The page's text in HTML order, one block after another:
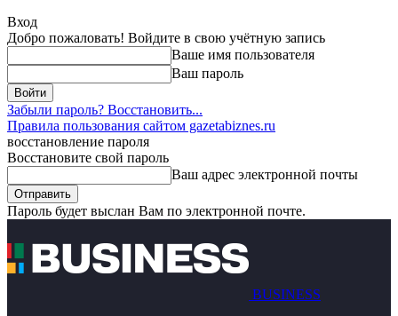
Вход
Добро пожаловать! Войдите в свою учётную запись
Ваше имя пользователя
Ваш пароль
Забыли пароль? Восстановить...
Правила пользования сайтом gazetabiznes.ru
восстановление пароля
Восстановите свой пароль
Ваш адрес электронной почты
Пароль будет выслан Вам по электронной почте.
BUSINESS